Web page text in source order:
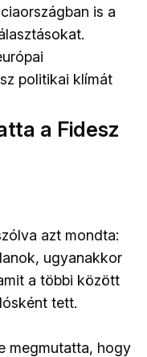
is a
politikai klímát
a Fidesz
azt mondta:
ugyanakkor
a többi között
tett.
megmutatta, hogy